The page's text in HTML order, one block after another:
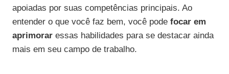
apoiadas por suas competências principais. Ao
entender o que você faz bem, você pode focar em
aprimorar essas habilidades para se destacar ainda
mais em seu campo de trabalho.